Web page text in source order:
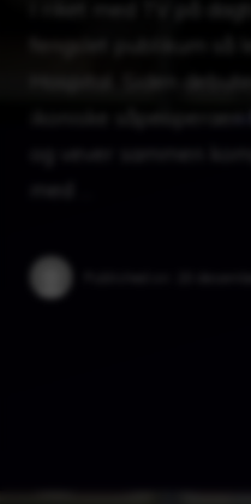
Hospital. Siden